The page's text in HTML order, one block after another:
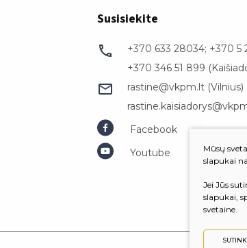
Susisiekite
+370 633 28034; +370 5
+370 346 51 899
rastine@vkpm.lt (Vilnius)
Facebook
Youtube
Mūsų
slapukai
Jei Jūs
slapukai,
svetaine.